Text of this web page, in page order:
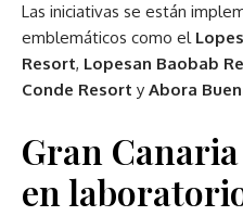
Las iniciativas se están
emblemáticos como el
Resort, Lopesan Baobab
Conde Resort y Abora
Gran
en